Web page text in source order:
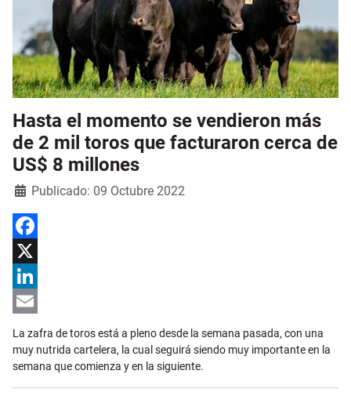
Hasta el momento se vendieron más
de 2 mil toros que facturaron cerca de
US$ 8 millones
Detalles
Publicado: 09 Octubre 2022
Facebook
X
LinkedIn
La zafra de toros está a pleno desde la semana pasada, con una
muy nutrida cartelera, la cual seguirá siendo muy importante en la
semana que comienza y en la siguiente.